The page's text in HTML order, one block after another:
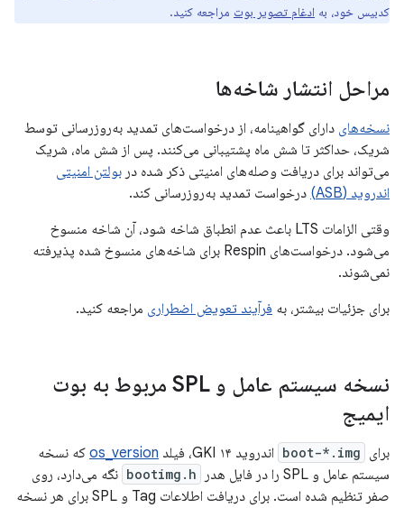
کدبیس خود، به ادغام تصویر بوت مراجعه کنید.
مراحل انتشار شاخه‌ها
نسخه‌های دارای گواهینامه، از درخواست‌های تمدید به‌روزرسانی توسط
شریک، حداکثر تا شش ماه پشتیبانی می‌کنند. پس از شش ماه، شریک
می‌تواند برای دریافت وصله‌های امنیتی ذکر شده در بولتن امنیتی
اندروید (ASB)
درخواست تمدید به‌روزرسانی کند.
وقتی الزامات LTS باعث عدم انطباق شاخه شود، آن شاخه منسوخ
می‌شود. درخواست‌های Respin برای شاخه‌های منسوخ شده پذیرفته
نمی‌شوند.
برای جزئیات بیشتر، به فرآیند تعویض اضطراری مراجعه کنید.
نسخه سیستم عامل و SPL مربوط به بوت
ایمیج
برای boot-*.img اندروید ۱۴ GKI، فیلد os_version که نسخه
سیستم عامل و SPL را در فایل هدر
bootimg.h نگه می‌دارد، روی
صفر تنظیم شده است. برای دریافت اطلاعات Tag و SPL برای هر نسخه